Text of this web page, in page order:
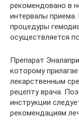
рекомендовано в
интервалы
процедуры
осуществляется
Препарат
которому
лекарственным
рецепту врача.
инструкции
рекомендациям